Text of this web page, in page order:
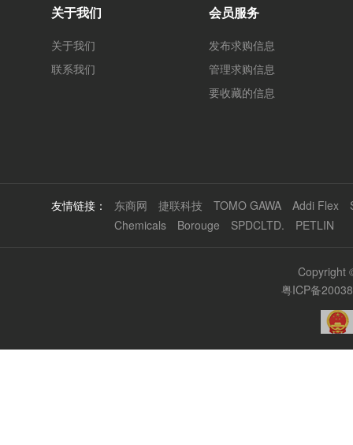
关于我们
关于我们
联系我们
会员服务
发布求购信息
管理求购信息
要收藏的信息
友情链接： 东商网 捷联科技 TOMO GAWA Addi Flex
Chemicals
Borouge SPDCLTD. PETLIN
Copyright
粤ICP备